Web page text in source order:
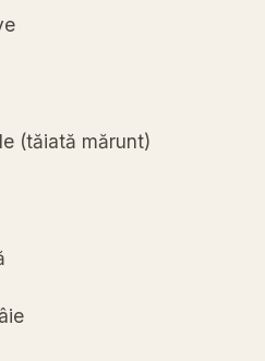
(tăiată mărunt)